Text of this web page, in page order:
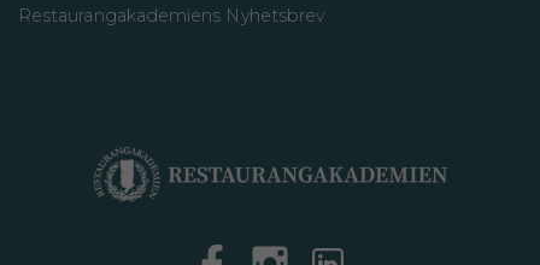
Restaurangakademiens Nyhetsbrev